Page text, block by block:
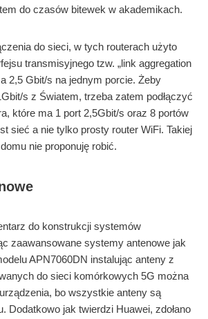
do czasów bitewek w akademikach.
do sieci, w tych routerach użyto
transmisyjnego tzw. „link aggregation
2,5 Gbit/s na jednym porcie. Żeby
s z Światem, trzeba zatem podłączyć
które ma 1 port 2,5Gbit/s oraz 8 portów
sieć a nie tylko prosty router WiFi. Takiej
nie proponuję robić.
do konstrukcji systemów
zaawansowane systemy antenowe jak
APN7060DN instalując anteny z
do sieci komórkowych 5G można
bo wszystkie anteny są
Dodatkowo jak twierdzi Huawei, zdołano